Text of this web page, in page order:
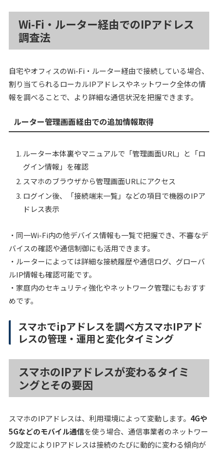
Wi-Fi・ルーター経由でのIPアドレス
調査法
自宅やオフィスのWi-Fi・ルーター経由で接続している場合、
割り当てられるローカルIPアドレスやネットワーク全体の情
報を調べることで、より詳細な通信状況を把握できます。
ルーター管理画面経由での追加情報取得
ルーター本体裏やマニュアルで「管理画面URL」と「ロ
グイン情報」を確認
スマホのブラウザから管理画面URLにアクセス
ログイン後、「接続端末一覧」などの項目で機器のIPア
ドレス表示
・同一Wi-Fi内の他デバイス情報も一覧で把握でき、不審なデ
バイスの確認や通信制御にも活用できます。
・ルーターによっては詳細な接続履歴や通信ログ、グローバ
ルIP情報も確認可能です。
・家庭内のセキュリティ強化やネットワーク管理にもおすす
めです。
スマホでipアドレスを調べ方スマホIPアド
レスの管理・運用と変化タイミング
スマホのIPアドレスが変わるタイミ
ングとその要因
スマホのIPアドレスは、利用環境によって変動します。 4Gや
5Gなどのモバイル通信を使う場合、通信事業者のネットワー
ク設定によりIPアドレスは接続のたびに動的に変わる傾向が